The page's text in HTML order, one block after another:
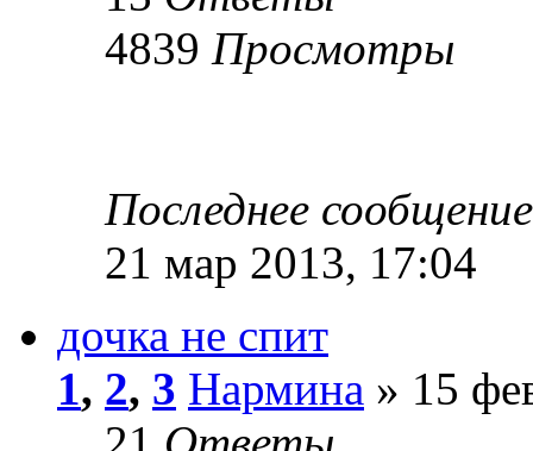
4839 Просмотры
Последнее
21 мар 2013, 17:04
дочка не спит
1, 2, 3 Нармина » 15